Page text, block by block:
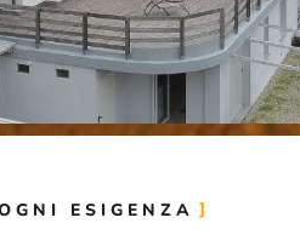
ESIGENZA